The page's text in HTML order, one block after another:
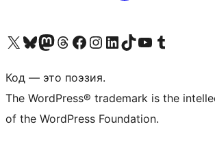
Посетите нас в X (ранее Twitter)
Посетите нашу учётную запись в Bluesky
Посетите нашу ленту в Mastodon
Посетите нашу учётную запись в Threads
Посетите нашу страницу на Facebook
Посетите наш Instagram
Посетите нашу страницу в LinkedIn
Посетите нашу учётную запись в TikTok
Посетите наш канал YouTube
Посетите нашу учётную запись в Tumblr
Код — это поэзия.
The WordPress® trademark is the
of the WordPress Foundation.